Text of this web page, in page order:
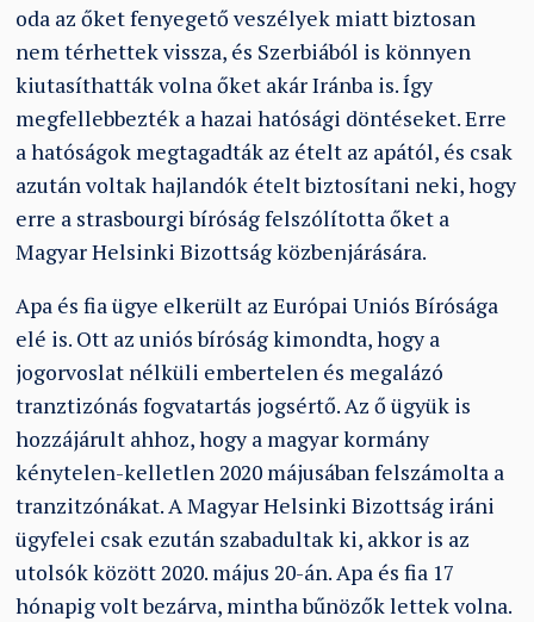
oda az őket fenyegető veszélyek miatt biztosan
nem térhettek vissza, és Szerbiából is könnyen
kiutasíthatták volna őket akár Iránba is. Így
megfellebbezték a hazai hatósági döntéseket. Erre
a hatóságok megtagadták az ételt az apától, és csak
azután voltak hajlandók ételt biztosítani neki, hogy
erre a strasbourgi bíróság felszólította őket a
Magyar Helsinki Bizottság közbenjárására.
Apa és fia ügye elkerült az Európai Uniós Bírósága
elé is. Ott az uniós bíróság kimondta, hogy a
jogorvoslat nélküli embertelen és megalázó
tranztizónás fogvatartás jogsértő. Az ő ügyük is
hozzájárult ahhoz, hogy a magyar kormány
kénytelen-kelletlen 2020 májusában felszámolta a
tranzitzónákat. A Magyar Helsinki Bizottság iráni
ügyfelei csak ezután szabadultak ki, akkor is az
utolsók között 2020. május 20-án. Apa és fia 17
hónapig volt bezárva, mintha bűnözők lettek volna.